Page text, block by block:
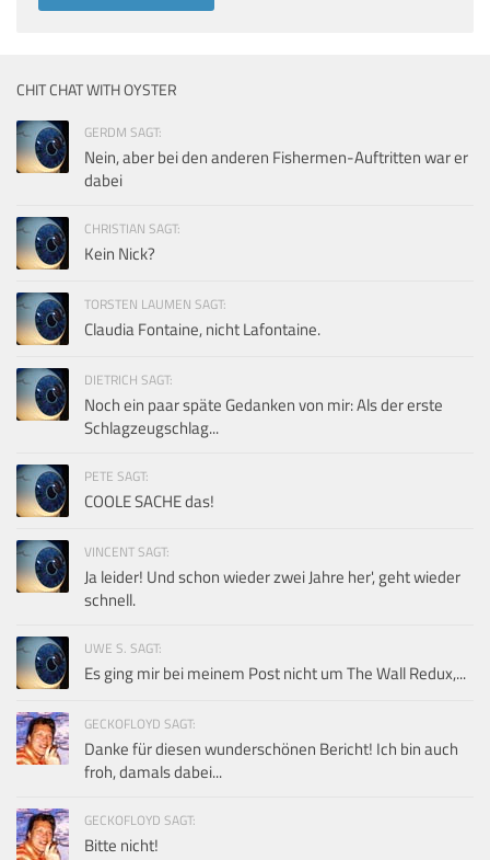
CHIT CHAT WITH OYSTER
GERDM SAGT:
Nein, aber bei den anderen Fishermen-Auftritten war er
dabei
CHRISTIAN SAGT:
Kein Nick?
TORSTEN LAUMEN SAGT:
Claudia Fontaine, nicht Lafontaine.
DIETRICH SAGT:
Noch ein paar späte Gedanken von mir: Als der erste
Schlagzeugschlag...
PETE SAGT:
COOLE SACHE das!
VINCENT SAGT:
Ja leider! Und schon wieder zwei Jahre her', geht wieder
schnell.
UWE S. SAGT:
Es ging mir bei meinem Post nicht um The Wall Redux,...
GECKOFLOYD SAGT:
Danke für diesen wunderschönen Bericht! Ich bin auch
froh, damals dabei...
GECKOFLOYD SAGT:
Bitte nicht!